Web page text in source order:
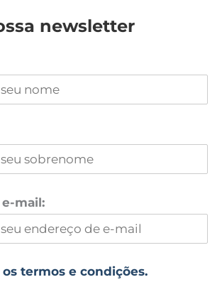
newsletter
mail:
termos e condições.